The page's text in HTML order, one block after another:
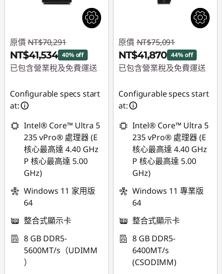
原價 NT$70,291
NT$41,534 40% off
已包含營業稅及免費運送
NT$28,757
Configurable specs start
at:
Intel® Core™ Ultra 5
235 vPro® 處理器 (E
核心最高達 4.40 GHz
P 核心最高達 5.00
GHz)
Windows 11 家用版
64
整合式顯示卡
8 GB DDR5-
5600MT/s（UDIMM
）
原價 NT$75,091
NT$41,870 44% off
已包含營業稅及免費運送
NT$33,221
Configurable specs start
at:
Intel® Core™ Ultra 5
235 vPro® 處理器 (E
核心最高達 4.40 GHz
P 核心最高達 5.00
GHz)
Windows 11 專業版
64
整合式顯示卡
8 GB DDR5-
6400MT/s
(CSODIMM)